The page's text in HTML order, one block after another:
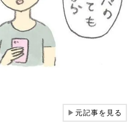
▶元記事を見る